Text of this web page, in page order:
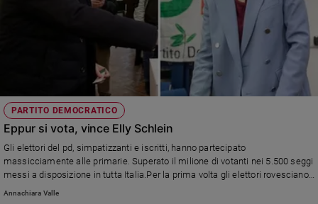
Nonni
Coppia
Scuola
e
giovani
Adolescenza
Bioetica
PARTITO DEMOCRATICO
Eppur si vota, vince Elly Schlein
Gli elettori del pd, simpatizzanti e iscritti, hanno partecipato
massicciamente alle primarie. Superato il milione di votanti nei 5.500 seggi
messi a disposizione in tutta Italia.Per la prima volta gli elettori rovesciano
le conclusioni del Congresso
Annachiara Valle